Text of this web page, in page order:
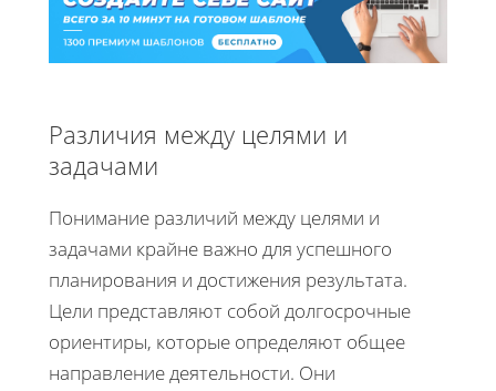
Различия между целями и
задачами
Понимание различий между целями и
задачами крайне важно для успешного
планирования и достижения результата.
Цели представляют собой долгосрочные
ориентиры, которые определяют общее
направление деятельности. Они